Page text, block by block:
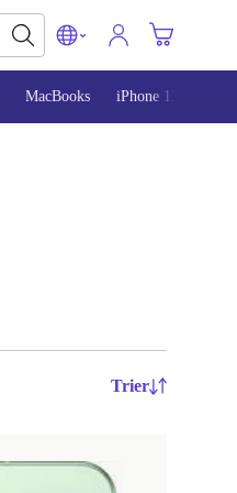
MacBooks iPhone 13
Trier